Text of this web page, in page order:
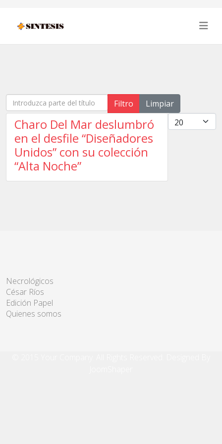
Introduzca parte del título Filtro
Limpiar
Cantidad
Charo Del Mar deslumbró
en el desfile “Diseñadores
Unidos” con su colección
“Alta Noche”
Necrológicos
César Ríos
Edición Papel
Quienes somos